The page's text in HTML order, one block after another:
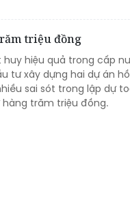
triệu đồng
hiệu quả trong cấp
tư xây dựng hai dự án
sai sót trong lập dự
trăm triệu đồng.